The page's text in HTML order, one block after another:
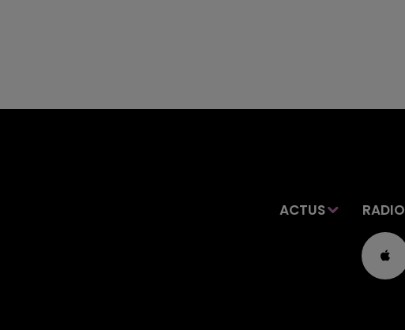
ACTUS RADIO